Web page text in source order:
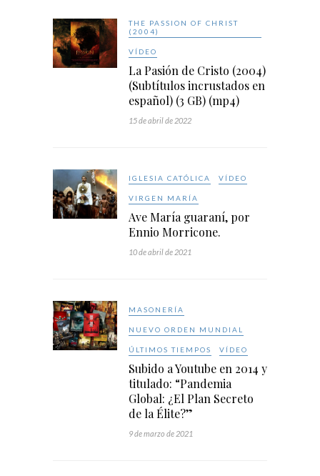
THE PASSION OF CHRIST
(2004)
VÍDEO
La Pasión de Cristo (2004)
(Subtítulos incrustados en
español) (3 GB) (mp4)
15 de abril de 2022
IGLESIA CATÓLICA VÍDEO
VIRGEN MARÍA
Ave María guaraní, por
Ennio Morricone.
10 de abril de 2021
MASONERÍA
NUEVO ORDEN MUNDIAL
ÚLTIMOS TIEMPOS VÍDEO
Subido a Youtube en 2014 y
titulado: “Pandemia
Global: ¿El Plan Secreto
de la Élite?”
9 de marzo de 2021